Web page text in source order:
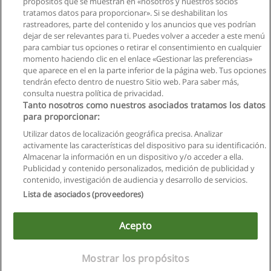
Privacidad de datos
Contactar con Educaedu
Copyright © Educaedu Business S.L. - CIF : B-95610580: -
tratamos datos para proporcionar». Si se deshabilitan los
rastreadores, parte del contenido y los anuncios que ves podrían
dejar de ser relevantes para ti. Puedes volver a acceder a este menú
para cambiar tus opciones o retirar el consentimiento en cualquier
momento haciendo clic en el enlace «Gestionar las preferencias»
que aparece en el en la parte inferior de la página web. Tus opciones
tendrán efecto dentro de nuestro Sitio web. Para saber más,
consulta nuestra política de privacidad.
Tanto nosotros como nuestros asociados tratamos los datos
para proporcionar:
Utilizar datos de localización geográfica precisa. Analizar
activamente las características del dispositivo para su identificación.
Almacenar la información en un dispositivo y/o acceder a ella.
Publicidad y contenido personalizados, medición de publicidad y
contenido, investigación de audiencia y desarrollo de servicios.
Lista de asociados (proveedores)
Acepto
Mostrar los propósitos